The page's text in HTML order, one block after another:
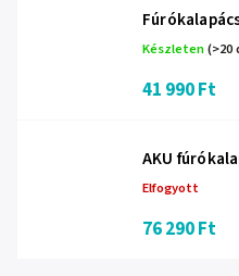
Készleten(>20
41 990 Ft
AKU
Elfogyott
76 290 Ft